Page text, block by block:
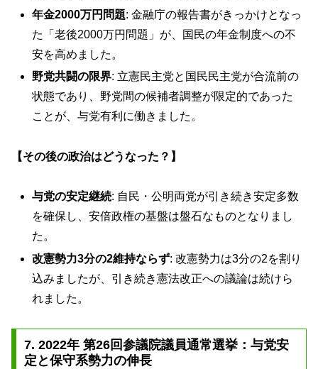
年金2000万円問題: 金融庁の報告書がきっかけとなっ
た「老後2000万円問題」が、国民の年金制度への不
安を高めました。
野党共闘の限界: 立憲民主党と国民民主党が合流前の
状態であり、野党間の候補者調整が限定的であった
ことが、与党有利に働きました。
【その後の政治はどうなった？】
与党の安定継続: 自民・公明両党が引き続き安定多数
を確保し、安倍政権の基盤は盤石なものとなりまし
た。
改憲勢力3分の2維持ならず: 改憲勢力は3分の2を割り
込みましたが、引き続き憲法改正への議論は続けら
れました。
7. 2022年 第26回参議院議員通常選挙：与党安
定と保守系勢力の伸長